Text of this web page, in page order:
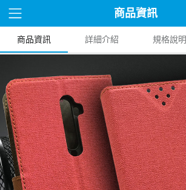
商品資訊
商品資訊 詳細介紹 規格說明